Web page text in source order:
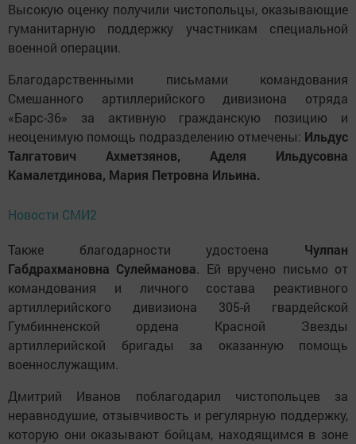
Высокую оценку получили чистопольцы, оказывающие
гуманитарную поддержку участникам специальной
военной операции.
Благодарственными письмами командования
Смешанного артиллерийского дивизиона отряда
«Барс-36» за активную гражданскую позицию и
неоценимую помощь подразделению отмечены: Ильдус
Талгатович Ахметзянов, Аделя Ильдусовна
Камалетдинова, Мария Петровна Ильина.
Новости СМИ2
Также благодарности удостоена Чулпан
Габдрахмановна Сулейманова. Ей вручено письмо от
командования и личного состава реактивного
артиллерийского дивизиона 305-й гвардейской
Гумбинненской ордена Красной Звезды
артиллерийской бригады за оказанную помощь
военнослужащим.
Дмитрий Иванов поблагодарил чистопольцев за
неравнодушие, отзывчивость и регулярную поддержку,
которую они оказывают бойцам, находящимся в зоне